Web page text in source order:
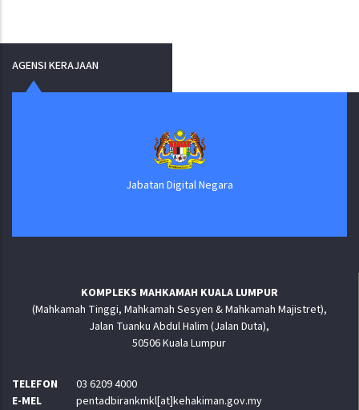
AGENSI KERAJAAN
Jabatan Digital Negara
KOMPLEKS MAHKAMAH KUALA LUMPUR
(Mahkamah Tinggi, Mahkamah Sesyen & Mahkamah Majistret),
Jalan Tuanku Abdul Halim (Jalan Duta),
50506 Kuala Lumpur
TELEFON
03 6209 4000
E-MEL
pentadbirankmkl[at]kehakiman.gov.my